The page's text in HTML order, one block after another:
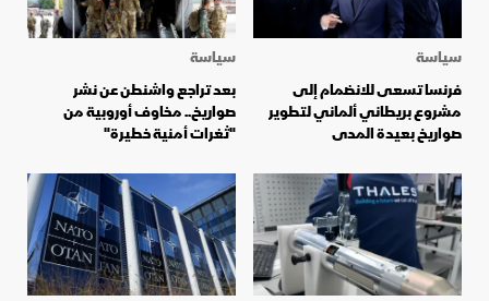
سياسة
فرنسا تسعى للانضمام إلى
مشروع بريطاني ألماني لتطوير
صواريخ بعيدة المدى
سياسة
بعد تراجع واشنطن عن نشر
صواريخ.. مخاوف أوروبية من
"ثغرات أمنية خطيرة"